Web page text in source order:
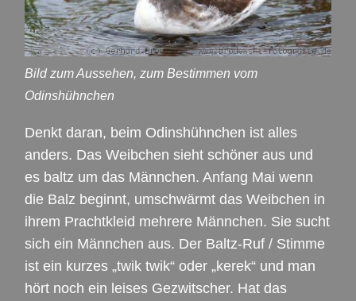
Bild zum Aussehen, zum Bestimmen vom
Odinshühnchen
Denkt daran, beim Odinshühnchen ist alles
anders. Das Weibchen sieht schöner aus und
es baltz um das Männchen. Anfang Mai wenn
die Balz beginnt, umschwärmt das Weibchen in
ihrem Prachtkleid mehrere Männchen. Sie sucht
sich ein Männchen aus. Der Baltz-Ruf / Stimme
ist ein kurzes „twik twik“ oder „kerek“ und man
hört noch ein leises Gezwitscher. Hat das